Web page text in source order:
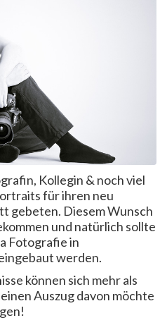
Kollegin & noch viel
für ihren neu
gebeten. Diesem Wunsch
und natürlich sollte
Fotografie in
werden.
können sich mehr als
Auszug davon möchte